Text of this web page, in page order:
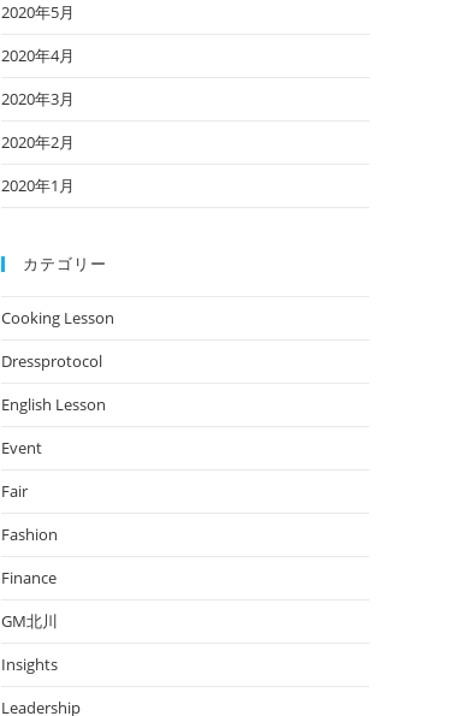
2020年5月
2020年4月
2020年3月
2020年2月
2020年1月
カテゴリー
Cooking Lesson
Dressprotocol
English Lesson
Event
Fair
Fashion
Finance
GM北川
Insights
Leadership